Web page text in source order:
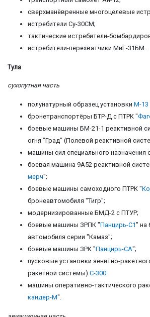
сверхманёвренные многоцелевые
истребители Су-30СМ;
тактические истребители-
истребители-перехватчики МиГ-31БМ.
Тула
сухопутная часть
полунатурный образец установки М-13
бронетранспортёры БТР-Д с ПТРК "
боевые машины БМ-21-1 реактивной
огня "Град" (Полевой реактивной
машины сил специального назначения
боевая машина 9А52 реактивной
мерч";
боевые машины самоходного ПТРК "
бронеавтомобиля "Тигр";
модернизированные БМД-2 с ПТУР;
боевые машины ЗРПК "Панцирь-С1" на
автомобиля серии "Камаз";
боевые машины ЗРК "Панцирь-СА";
пусковые установки зенитно-
ракетной системы) С-300.
машины оперативно-тактического
кандер-М".